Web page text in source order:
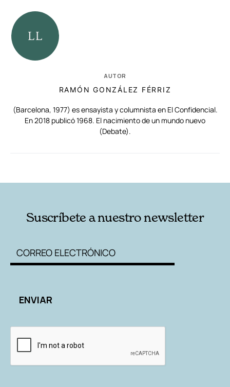
AUTOR
RAMÓN GONZÁLEZ FÉRRIZ
(Barcelona, 1977) es ensayista y columnista en El Confidencial.
En 2018 publicó 1968. El nacimiento de un mundo nuevo
(Debate).
Suscríbete a nuestro newsletter